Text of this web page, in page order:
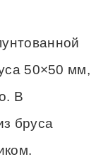
50×50 мм,
В
бруса